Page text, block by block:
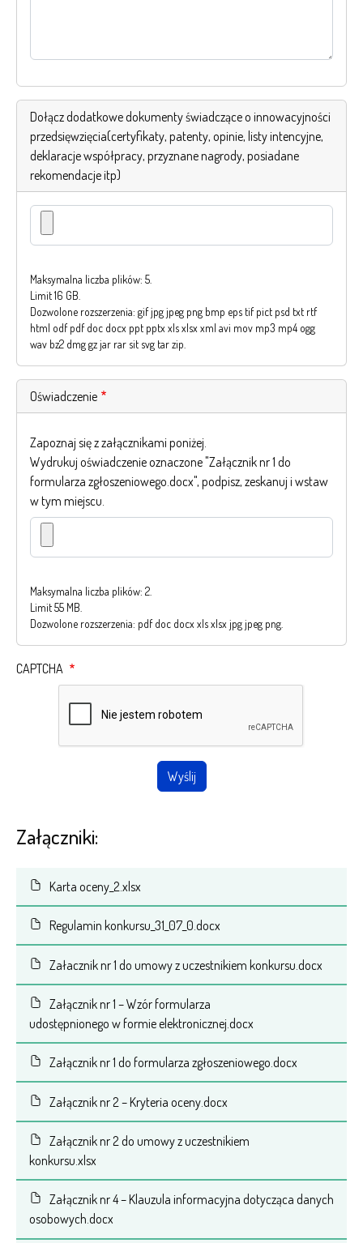
Dołącz dodatkowe dokumenty świadczące o innowacyjności
przedsięwzięcia(certyfikaty, patenty, opinie, listy intencyjne,
deklaracje współpracy, przyznane nagrody, posiadane
rekomendacje itp)
Maksymalna liczba plików: 5.
Limit 16 GB.
Dozwolone rozszerzenia: gif jpg jpeg png bmp eps tif pict psd txt rtf
html odf pdf doc docx ppt pptx xls xlsx xml avi mov mp3 mp4 ogg
wav bz2 dmg gz jar rar sit svg tar zip.
Oświadczenie
Zapoznaj się z załącznikami poniżej.
Wydrukuj oświadczenie oznaczone "Załącznik nr 1 do
formularza zgłoszeniowego.docx", podpisz, zeskanuj i wstaw
w tym miejscu.
Maksymalna liczba plików: 2.
Limit 55 MB.
Dozwolone rozszerzenia: pdf doc docx xls xlsx jpg jpeg png.
CAPTCHA
Załączniki:
Karta oceny_2.xlsx
Regulamin konkursu_31_07_0.docx
Załacznik nr 1 do umowy z uczestnikiem konkursu.docx
Załącznik nr 1 – Wzór formularza
udostępnionego w formie elektronicznej.docx
Załącznik nr 1 do formularza zgłoszeniowego.docx
Załącznik nr 2 – Kryteria oceny.docx
Załącznik nr 2 do umowy z uczestnikiem
konkursu.xlsx
Załącznik nr 4 – Klauzula informacyjna dotycząca danych
osobowych.docx